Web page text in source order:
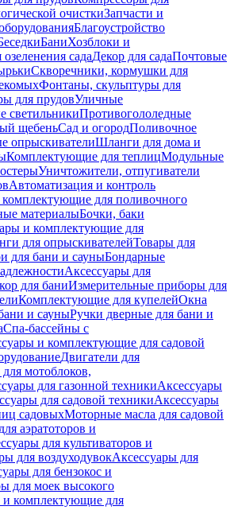
очисткиЗапчасти и
Благоустройство
БаниХозблоки и
садаДекор для садаПочтовые
Скворечники, кормушки для
Фонтаны, скульптуры для
для прудовУличные
светильникиПротивогололедные
щебеньСад и огородПоливочное
опрыскивателиШланги для дома и
Комплектующие для теплицМодульные
Уничтожители, отпугиватели
Автоматизация и контроль
для поливочного
материалыБочки, баки
и комплектующие для
для опрыскивателейТовары для
для бани и сауныБондарные
Аксессуары для
для баниИзмерительные приборы для
Комплектующие для купелейОкна
и сауныРучки дверные для бани и
Спа-бассейны с
и комплектующие для садовой
Двигатели для
мотоблоков,
для газонной техникиАксессуары
для садовой техникиАксессуары
садовыхМоторные масла для садовой
аэратоторов и
для культиваторов и
для воздуходувокАксессуары для
для бензокос и
для моек высокого
и комплектующие для